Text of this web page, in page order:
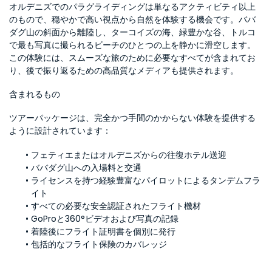
オルデニズでのパラグライディングは単なるアクティビティ以上
のもので、穏やかで高い視点から自然を体験する機会です。ババ
ダグ山の斜面から離陸し、ターコイズの海、緑豊かな谷、トルコ
で最も写真に撮られるビーチのひとつの上を静かに滑空します。
この体験には、スムーズな旅のために必要なすべてが含まれてお
り、後で振り返るための高品質なメディアも提供されます。
含まれるもの
ツアーパッケージは、完全かつ手間のかからない体験を提供する
ように設計されています：
フェティエまたはオルデニズからの往復ホテル送迎
ババダグ山への入場料と交通
ライセンスを持つ経験豊富なパイロットによるタンデムフラ
イト
すべての必要な安全認証されたフライト機材
GoProと360°ビデオおよび写真の記録
着陸後にフライト証明書を個別に発行
包括的なフライト保険のカバレッジ